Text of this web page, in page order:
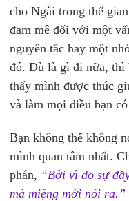
cho Ngài trong thế
đam mê đối với một
nguyên tắc hay một
đó. Dù là gì đi nữa, thì
thấy mình được thúc
và làm mọi điều bạn
Bạn không thể không
mình quan tâm nhất.
phán, “Bởi vì do sự
mà miệng mới nói ra.”